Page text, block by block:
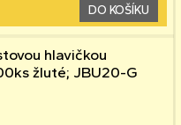
DO KOŠÍKU
hlavičkou
žluté; JBU20-G